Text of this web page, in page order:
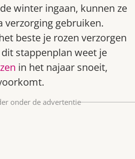
World 08/2026
winter ingaan, kunnen ze
verzorging gebruiken.
beste je rozen verzorgen
stappenplan weet je
in het najaar snoeit,
onder de advertentie